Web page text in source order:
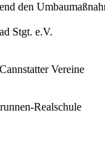
den
Stgt. e.V.
Vereine
Realschule